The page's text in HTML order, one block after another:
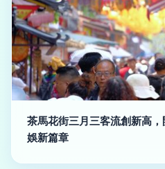
茶馬花街三月三客流創新高
娛新篇章